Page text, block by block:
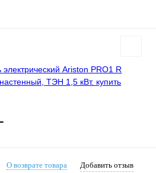
О возврате товара Добавить отзыв